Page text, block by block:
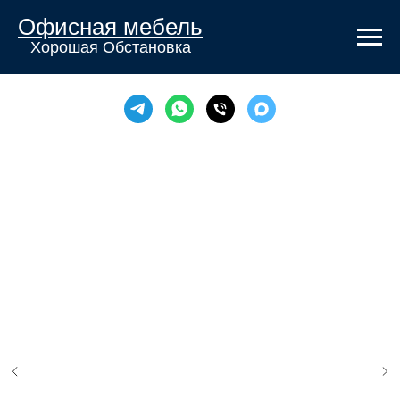
Офисная мебель
Хорошая Обстановка